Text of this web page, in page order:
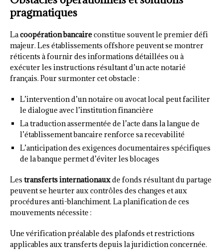
pragmatiques
Lacoopération bancaireconstitue souvent le premier défi
majeur. Les établissements offshore peuvent se montrer
réticents à fournir des informations détaillées ou à
exécuter les instructions résultant d’un acte notarié
français. Pour surmonter cet obstacle :
L’intervention d’un notaire ou avocat local peut faciliter
le dialogue avec l’institution financière
La traduction assermentée de l’acte dans la langue de
l’établissement bancaire renforce sa recevabilité
L’anticipation des exigences documentaires spécifiques
de la banque permet d’éviter les blocages
Les transferts internationauxde fonds résultant du partage
peuvent se heurter aux contrôles des changes et aux
procédures anti-blanchiment. La planification de ces
mouvements nécessite :
Une vérification préalable des plafonds et restrictions
applicables aux transferts depuis la juridiction concernée.